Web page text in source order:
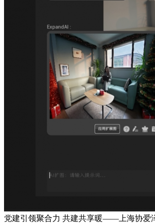
党建引领聚合力 共建共享暖——上海协爱